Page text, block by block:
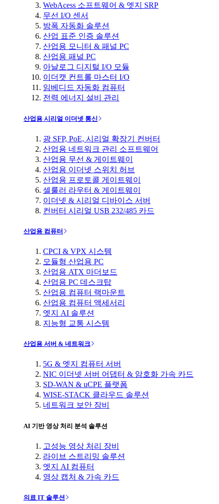
WebAcess 소프트웨어 & 엣지 SRP
무선 I/O 센서
방폭 자동화 솔루션
산업 표준 인증 솔루션
산업용 모니터 & 패널 PC
산업용 패널 PC
아날로그 디지털 I/O 모듈
이더캣 컨트롤 마스터 I/O
임베디드 자동화 컴퓨터
전력 에너지 설비 관리
산업용 시리얼 이더넷 통신
광 SFP, PoE, 시리얼 확장기 컨버터
산업용 네트워크 관리 소프트웨어
산업용 무선 & 게이트웨이
산업용 이더넷 스위치 허브
산업용 프로토콜 게이트웨이
셀룰러 라우터 & 게이트웨이
이더넷 & 시리얼 디바이스 서버
컨버터 시리얼 USB 232/485 카드
산업용 컴퓨터
CPCI & VPX 시스템
모듈형 산업용 PC
산업용 ATX 마더보드
산업용 PC 데스크탑
산업용 컴퓨터 랙마운트
산업용 컴퓨터 액세서리
엣지 AI 솔루션
지능형 교통 시스템
산업용 서버 & 네트워크
5G & 엣지 컴퓨터 서버
NIC 이더넷 서버 어댑터 & 암호화 가속 카드
SD-WAN & uCPE 플랫폼
WISE-STACK 클라우드 솔루션
네트워크 보안 장비
AI 기반 영상 처리 분석 솔루션
고성능 영상 처리 장비
라이브 스트리밍 솔루션
엣지 AI 컴퓨터
영상 캡처 & 가속 카드
의료 IT 솔루션